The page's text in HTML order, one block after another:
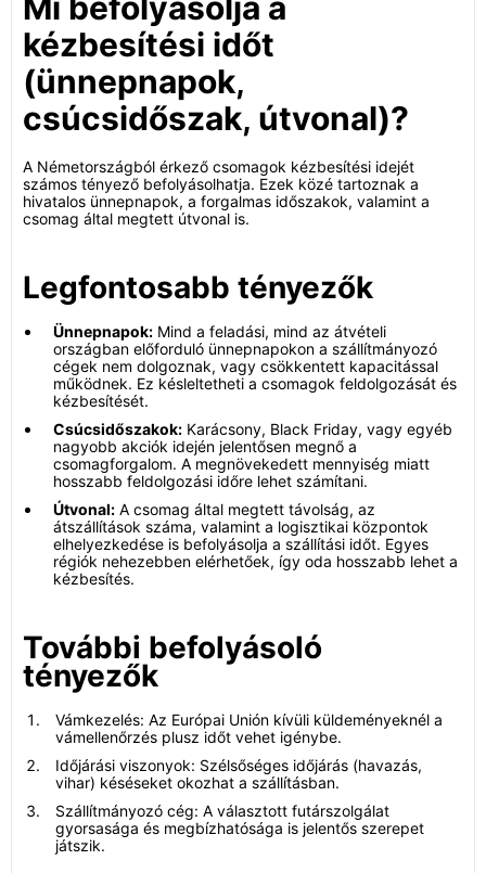
kézbesítési időt
(ünnepnapok,
csúcsidőszak, útvonal)?
A Németországból érkező csomagok kézbesítési idejét
számos tényező befolyásolhatja. Ezek közé tartoznak a
hivatalos ünnepnapok, a forgalmas időszakok, valamint a
csomag által megtett útvonal is.
Legfontosabb tényezők
Ünnepnapok: Mind a feladási, mind az átvételi
országban előforduló ünnepnapokon a szállítmányozó
cégek nem dolgoznak, vagy csökkentett kapacitással
működnek. Ez késleltetheti a csomagok feldolgozását és
kézbesítését.
Csúcsidőszakok: Karácsony, Black Friday, vagy egyéb
nagyobb akciók idején jelentősen megnő a
csomagforgalom. A megnövekedett mennyiség miatt
hosszabb feldolgozási időre lehet számítani.
Útvonal: A csomag által megtett távolság, az
átszállítások száma, valamint a logisztikai központok
elhelyezkedése is befolyásolja a szállítási időt. Egyes
régiók nehezebben elérhetőek, így oda hosszabb lehet a
kézbesítés.
További befolyásoló
tényezők
Vámkezelés: Az Európai Unión kívüli küldeményeknél a
vámellenőrzés plusz időt vehet igénybe.
Időjárási viszonyok: Szélsőséges időjárás (havazás,
vihar) késéseket okozhat a szállításban.
Szállítmányozó cég: A választott futárszolgálat
gyorsasága és megbízhatósága is jelentős szerepet
játszik.